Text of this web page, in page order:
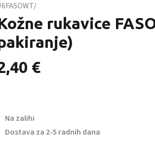
rukavice
€
Na zalihi
Dostava za 2-5 radnih dana